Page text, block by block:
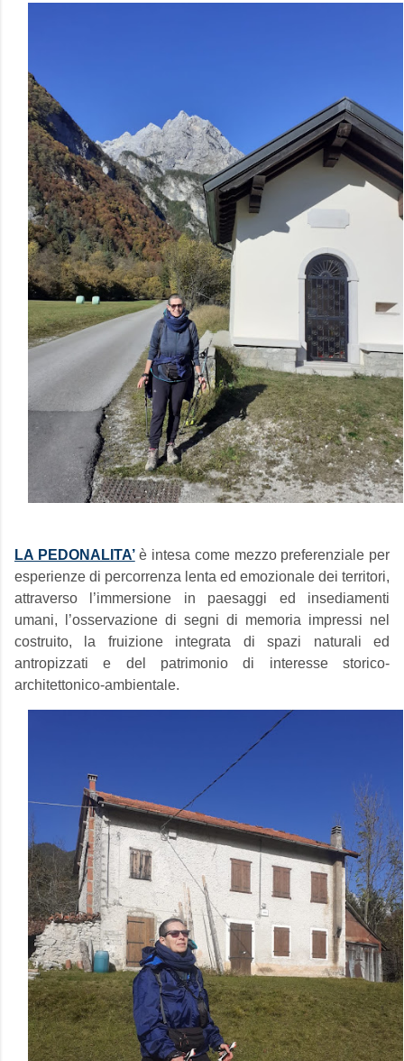
LA PEDONALITA’ è intesa come mezzo preferenziale per
esperienze di percorrenza lenta ed emozionale dei territori,
attraverso l’immersione in paesaggi ed insediamenti
umani, l’osservazione di segni di memoria impressi nel
costruito, la fruizione integrata di spazi naturali ed
antropizzati e del patrimonio di interesse storico-
architettonico-ambientale.